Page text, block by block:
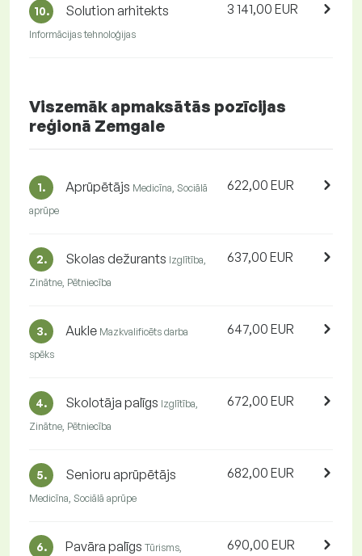
10. Solution arhitekts
Informācijas tehnoloģijas
3 141,00 EUR
Viszemāk apmaksātās pozīcijas
reģionā Zemgale
1. Aprūpētājs Medicīna, Sociālā
aprūpe
622,00 EUR
2. Skolas dežurants Izglītība,
Zinātne, Pētniecība
637,00 EUR
3. Aukle Mazkvalificēts darba
spēks
647,00 EUR
4. Skolotāja palīgs Izglītība,
Zinātne, Pētniecība
672,00 EUR
5. Senioru aprūpētājs
Medicīna, Sociālā aprūpe
682,00 EUR
6. Pavāra palīgs Tūrisms,
690,00 EUR